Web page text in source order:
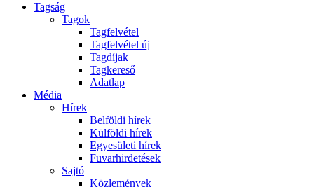
Tagság
Tagok
Tagfelvétel
Tagfelvétel új
Tagdíjak
Tagkereső
Adatlap
Média
Hírek
Belföldi hírek
Külföldi hírek
Egyesületi hírek
Fuvarhirdetések
Sajtó
Közlemények